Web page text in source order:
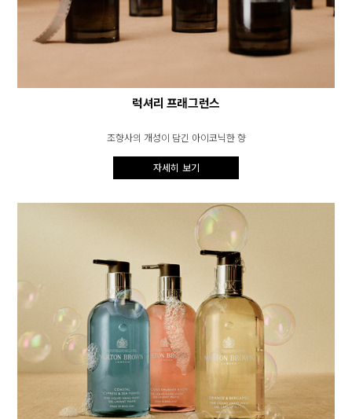
럭셔리 프래그런스
조향사의 개성이 담긴 아이코닉한 향
자세히 보기